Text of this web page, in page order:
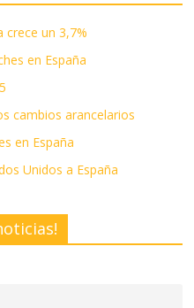
crece un 3,7%
en España
cambios arancelarios
en España
Unidos a España